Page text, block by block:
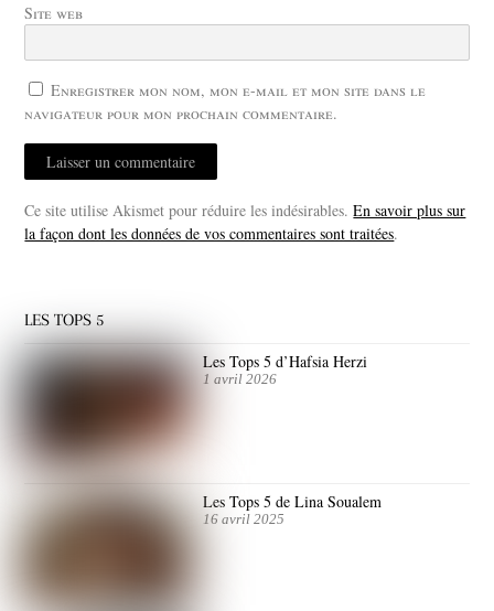
Site web
Enregistrer mon nom, mon e-mail et mon site dans le
navigateur pour mon prochain commentaire.
Ce site utilise Akismet pour réduire les indésirables.En savoir plus sur
la façon dont les données de vos commentaires sont traitées.
LES TOPS 5
Les Tops 5 d’Hafsia Herzi
1 avril 2026
Les Tops 5 de Lina Soualem
16 avril 2025